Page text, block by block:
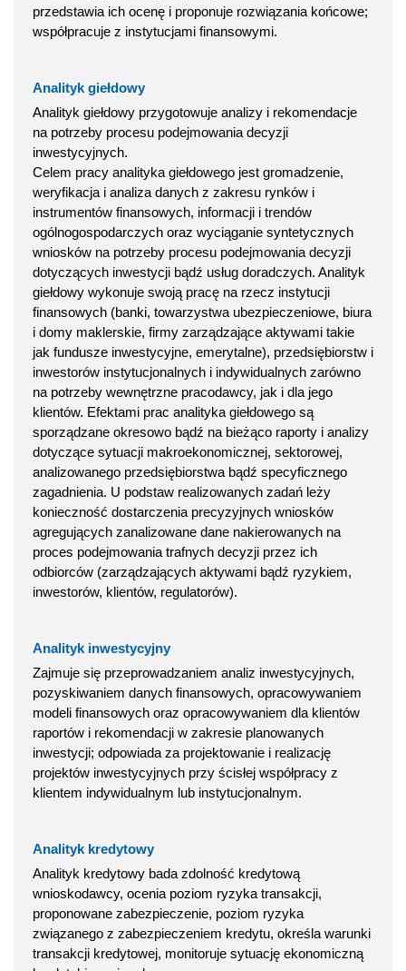
przedstawia ich ocenę i proponuje rozwiązania końcowe;
współpracuje z instytucjami finansowymi.
Analityk giełdowy
Analityk giełdowy przygotowuje analizy i rekomendacje
na potrzeby procesu podejmowania decyzji
inwestycyjnych.
Celem pracy analityka giełdowego jest gromadzenie,
weryfikacja i analiza danych z zakresu rynków i
instrumentów finansowych, informacji i trendów
ogólnogospodarczych oraz wyciąganie syntetycznych
wniosków na potrzeby procesu podejmowania decyzji
dotyczących inwestycji bądź usług doradczych. Analityk
giełdowy wykonuje swoją pracę na rzecz instytucji
finansowych (banki, towarzystwa ubezpieczeniowe, biura
i domy maklerskie, firmy zarządzające aktywami takie
jak fundusze inwestycyjne, emerytalne), przedsiębiorstw i
inwestorów instytucjonalnych i indywidualnych zarówno
na potrzeby wewnętrzne pracodawcy, jak i dla jego
klientów. Efektami prac analityka giełdowego są
sporządzane okresowo bądź na bieżąco raporty i analizy
dotyczące sytuacji makroekonomicznej, sektorowej,
analizowanego przedsiębiorstwa bądź specyficznego
zagadnienia. U podstaw realizowanych zadań leży
konieczność dostarczenia precyzyjnych wniosków
agregujących zanalizowane dane nakierowanych na
proces podejmowania trafnych decyzji przez ich
odbiorców (zarządzających aktywami bądź ryzykiem,
inwestorów, klientów, regulatorów).
Analityk inwestycyjny
Zajmuje się przeprowadzaniem analiz inwestycyjnych,
pozyskiwaniem danych finansowych, opracowywaniem
modeli finansowych oraz opracowywaniem dla klientów
raportów i rekomendacji w zakresie planowanych
inwestycji; odpowiada za projektowanie i realizację
projektów inwestycyjnych przy ścisłej współpracy z
klientem indywidualnym lub instytucjonalnym.
Analityk kredytowy
Analityk kredytowy bada zdolność kredytową
wnioskodawcy, ocenia poziom ryzyka transakcji,
proponowane zabezpieczenie, poziom ryzyka
związanego z zabezpieczeniem kredytu, określa warunki
transakcji kredytowej, monitoruje sytuację ekonomiczną